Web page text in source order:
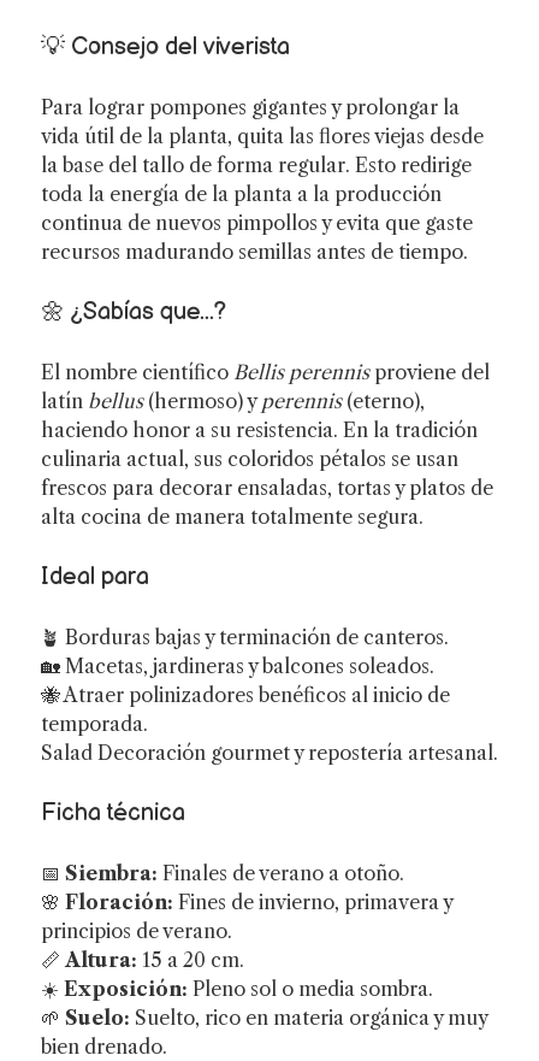
💡 Consejo del viverista
Para lograr pompones gigantes y prolongar la
vida útil de la planta, quita las flores viejas desde
la base del tallo de forma regular. Esto redirige
toda la energía de la planta a la producción
continua de nuevos pimpollos y evita que gaste
recursos madurando semillas antes de tiempo.
🌼 ¿Sabías que...?
El nombre científico Bellis perennisproviene del
latín bellus(hermoso) yperennis(eterno),
haciendo honor a su resistencia. En la tradición
culinaria actual, sus coloridos pétalos se usan
frescos para decorar ensaladas, tortas y platos de
alta cocina de manera totalmente segura.
Ideal para
🪴 Borduras bajas y terminación de canteros.
🏡 Macetas, jardineras y balcones soleados.
🐝 Atraer polinizadores benéficos al inicio de
temporada.
Salad Decoración gourmet y repostería artesanal.
Ficha técnica
📅 Siembra: Finales de verano a otoño.
🌸 Floración: Fines de invierno, primavera y
principios de verano.
📏Altura: 15 a 20 cm.
☀️ Exposición: Pleno sol o media sombra.
🌱 Suelo: Suelto, rico en materia orgánica y muy
bien drenado.